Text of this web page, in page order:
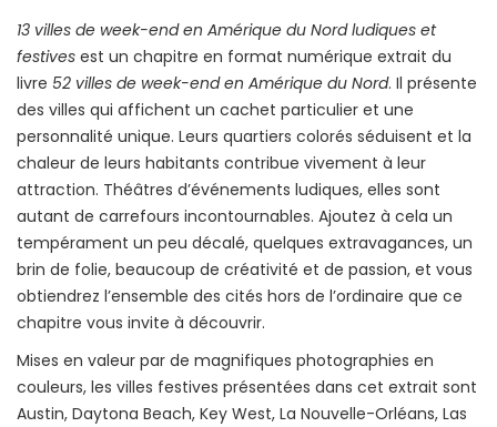
13 villes de week-end en Amérique du Nord ludiques et
festives est un chapitre en format numérique extrait du
livre 52 villes de week-end en Amérique du Nord. Il présente
des villes qui affichent un cachet particulier et une
personnalité unique. Leurs quartiers colorés séduisent et la
chaleur de leurs habitants contribue vivement à leur
attraction. Théâtres d’événements ludiques, elles sont
autant de carrefours incontournables. Ajoutez à cela un
tempérament un peu décalé, quelques extravagances, un
brin de folie, beaucoup de créativité et de passion, et vous
obtiendrez l’ensemble des cités hors de l’ordinaire que ce
chapitre vous invite à découvrir.
Mises en valeur par de magnifiques photographies en
couleurs, les villes festives présentées dans cet extrait sont
Austin, Daytona Beach, Key West, La Nouvelle-Orléans, Las